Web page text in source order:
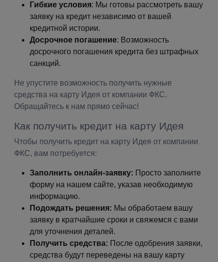
Гибкие условия: Мы готовы рассмотреть вашу
заявку на кредит независимо от вашей
кредитной истории.
Досрочное погашение: Возможность
досрочного погашения кредита без штрафных
санкций.
Не упустите возможность получить нужные
средства на карту Идея от компании ФКС.
Обращайтесь к нам прямо сейчас!
Как получить кредит на карту Идея
Чтобы получить кредит на карту Идея от компании
ФКС, вам потребуется:
Заполнить онлайн-заявку: Просто заполните
форму на нашем сайте, указав необходимую
информацию.
Подождать решения: Мы обработаем вашу
заявку в кратчайшие сроки и свяжемся с вами
для уточнения деталей.
Получить средства: После одобрения заявки,
средства будут переведены на вашу карту